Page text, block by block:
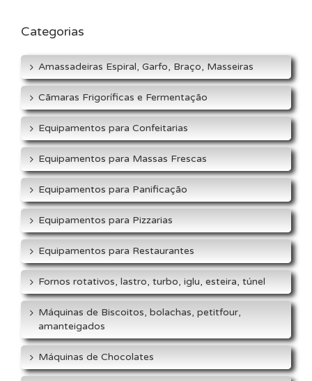
Categorias
Amassadeiras Espiral, Garfo, Braço, Masseiras
Cãmaras Frigoríficas e Fermentação
Equipamentos para Confeitarias
Equipamentos para Massas Frescas
Equipamentos para Panificação
Equipamentos para Pizzarias
Equipamentos para Restaurantes
Fornos rotativos, lastro, turbo, iglu, esteira, túnel
Máquinas de Biscoitos, bolachas, petitfour,
amanteigados
Máquinas de Chocolates